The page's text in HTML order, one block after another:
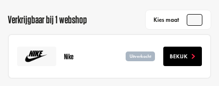
Verkrijgbaar bij 1 webshop Kies maat
Nike Uitverkocht BEKIJK